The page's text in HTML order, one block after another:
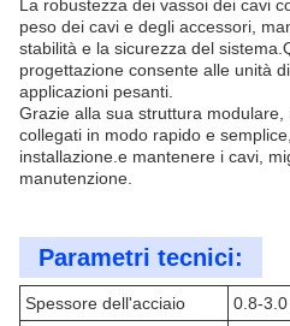
La robustezza dei vassoi dei cavi
peso dei cavi e degli accessori,
stabilità e la sicurezza del
progettazione consente alle unità
applicazioni pesanti.
Grazie alla sua struttura
collegati in modo rapido e
installazione.e mantenere i cavi,
manutenzione.
Parametri tecnici:
Spessore dell'acciaio
0.8-